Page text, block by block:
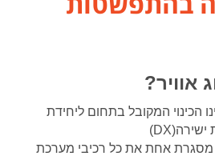
אוויר?
הכינוי המקובל בתחום ליחידת
ישירה(DX)
מסגרת אחת את כל רכיבי מערכת